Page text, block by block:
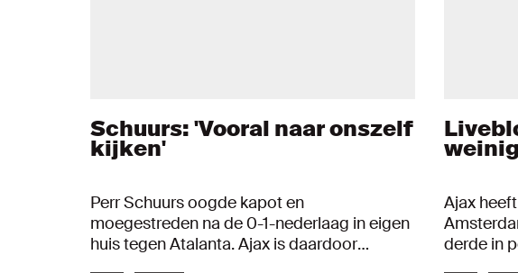
Schuurs: 'Vooral naar onszelf
kijken'
Perr Schuurs oogde kapot en
moegestreden na de 0-1-nederlaag in eigen
huis tegen Atalanta. Ajax is daardoor
Ajax
derde in